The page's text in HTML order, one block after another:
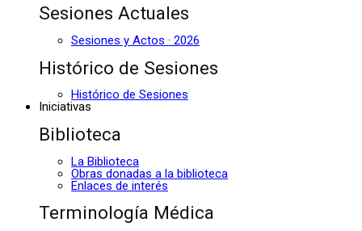
Sesiones Actuales
Sesiones y Actos · 2026
Histórico de Sesiones
Histórico de Sesiones
Iniciativas
Biblioteca
La Biblioteca
Obras donadas a la biblioteca
Enlaces de interés
Terminología Médica